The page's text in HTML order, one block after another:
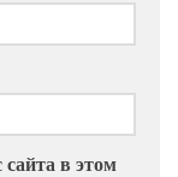
в этом